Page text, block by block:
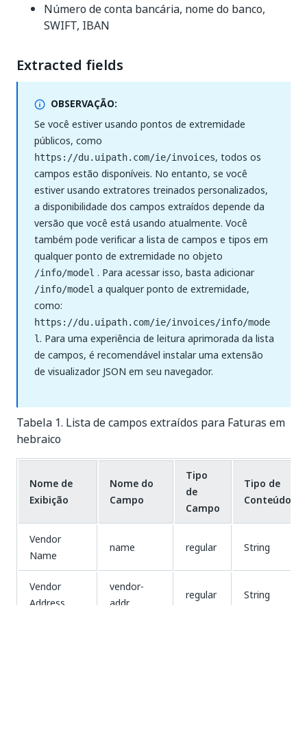
Número de conta bancária, nome do banco,
SWIFT, IBAN
Extracted fields
OBSERVAÇÃO:
Se você estiver usando pontos de extremidade
públicos, como
https://du.uipath.com/ie/invoices, todos os
campos estão disponíveis. No entanto, se você
estiver usando extratores treinados personalizados,
a disponibilidade dos campos extraídos depende da
versão que você está usando atualmente. Você
também pode verificar a lista de campos e tipos em
qualquer ponto de extremidade no objeto
/info/model . Para acessar isso, basta adicionar
/info/model a qualquer ponto de extremidade,
como:
https://du.uipath.com/ie/invoices/info/mode
l. Para uma experiência de leitura aprimorada da lista
de campos, é recomendável instalar uma extensão
de visualizador JSON em seu navegador.
Tabela 1. Lista de campos extraídos para Faturas em
hebraico
Nome de
Exibição
Nome do
Campo
Tipo
de
Campo
Tipo de
Conteúdo
Vendor
Name
name regular String
Vendor
Address
vendor-
addr
regular String